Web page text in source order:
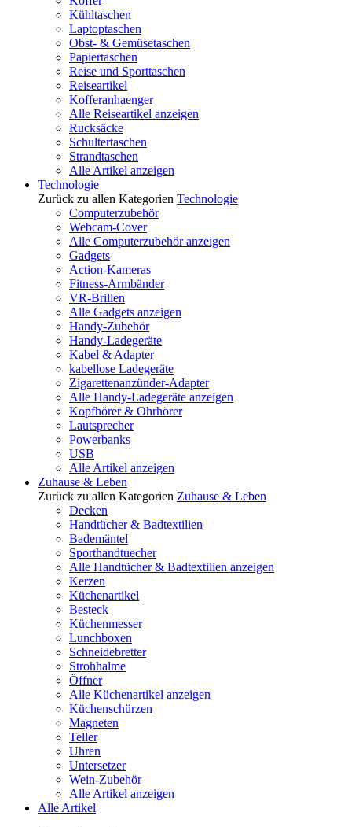
Kühltaschen
Laptoptaschen
Obst- & Gemüsetaschen
Papiertaschen
Reise und Sporttaschen
Reiseartikel
Kofferanhaenger
Alle Reiseartikel anzeigen
Rucksäcke
Schultertaschen
Strandtaschen
Alle Artikel anzeigen
Technologie
Zurück zu allen Kategorien Technologie
Computerzubehör
Webcam-Cover
Alle Computerzubehör anzeigen
Gadgets
Action-Kameras
Fitness-Armbänder
VR-Brillen
Alle Gadgets anzeigen
Handy-Zubehör
Handy-Ladegeräte
Kabel & Adapter
kabellose Ladegeräte
Zigarettenanzünder-Adapter
Alle Handy-Ladegeräte anzeigen
Kopfhörer & Ohrhörer
Lautsprecher
Powerbanks
USB
Alle Artikel anzeigen
Zuhause & Leben
Zurück zu allen Kategorien Zuhause & Leben
Decken
Handtücher & Badtextilien
Bademäntel
Sporthandtuecher
Alle Handtücher & Badtextilien anzeigen
Kerzen
Küchenartikel
Besteck
Küchenmesser
Lunchboxen
Schneidebretter
Strohhalme
Öffner
Alle Küchenartikel anzeigen
Küchenschürzen
Magneten
Teller
Uhren
Untersetzer
Wein-Zubehör
Alle Artikel anzeigen
Alle Artikel